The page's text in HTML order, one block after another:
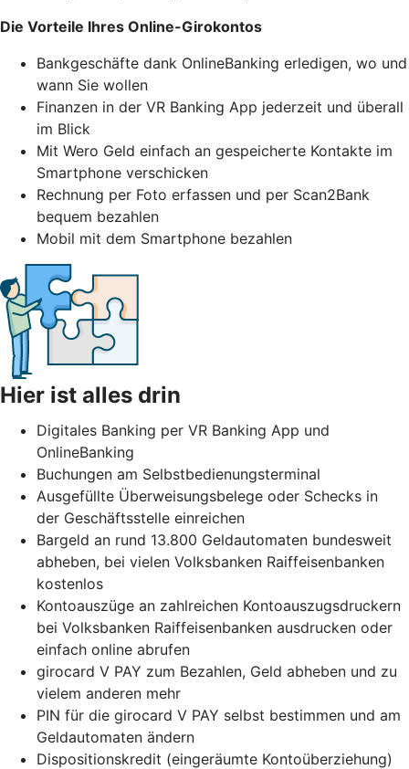
Die Vorteile Ihres Online-Girokontos
Bankgeschäfte dank OnlineBanking erledigen, wo und
wann Sie wollen
Finanzen in der VR Banking App jederzeit und überall
im Blick
Mit Wero Geld einfach an gespeicherte Kontakte im
Smartphone verschicken
Rechnung per Foto erfassen und per Scan2Bank
bequem bezahlen
Mobil mit dem Smartphone bezahlen
Hier ist alles drin
Digitales Banking per VR Banking App und
OnlineBanking
Buchungen am Selbstbedienungsterminal
Ausgefüllte Überweisungsbelege oder Schecks in
der Geschäftsstelle einreichen
Bargeld an rund 13.800 Geldautomaten bundesweit
abheben, bei vielen Volksbanken Raiffeisenbanken
kostenlos
Kontoauszüge an zahlreichen Kontoauszugsdruckern
bei Volksbanken Raiffeisenbanken ausdrucken oder
einfach online abrufen
girocard V PAY zum Bezahlen, Geld abheben und zu
vielem anderen mehr
PIN für die girocard V PAY selbst bestimmen und am
Geldautomaten ändern
Dispositionskredit (eingeräumte Kontoüberziehung)